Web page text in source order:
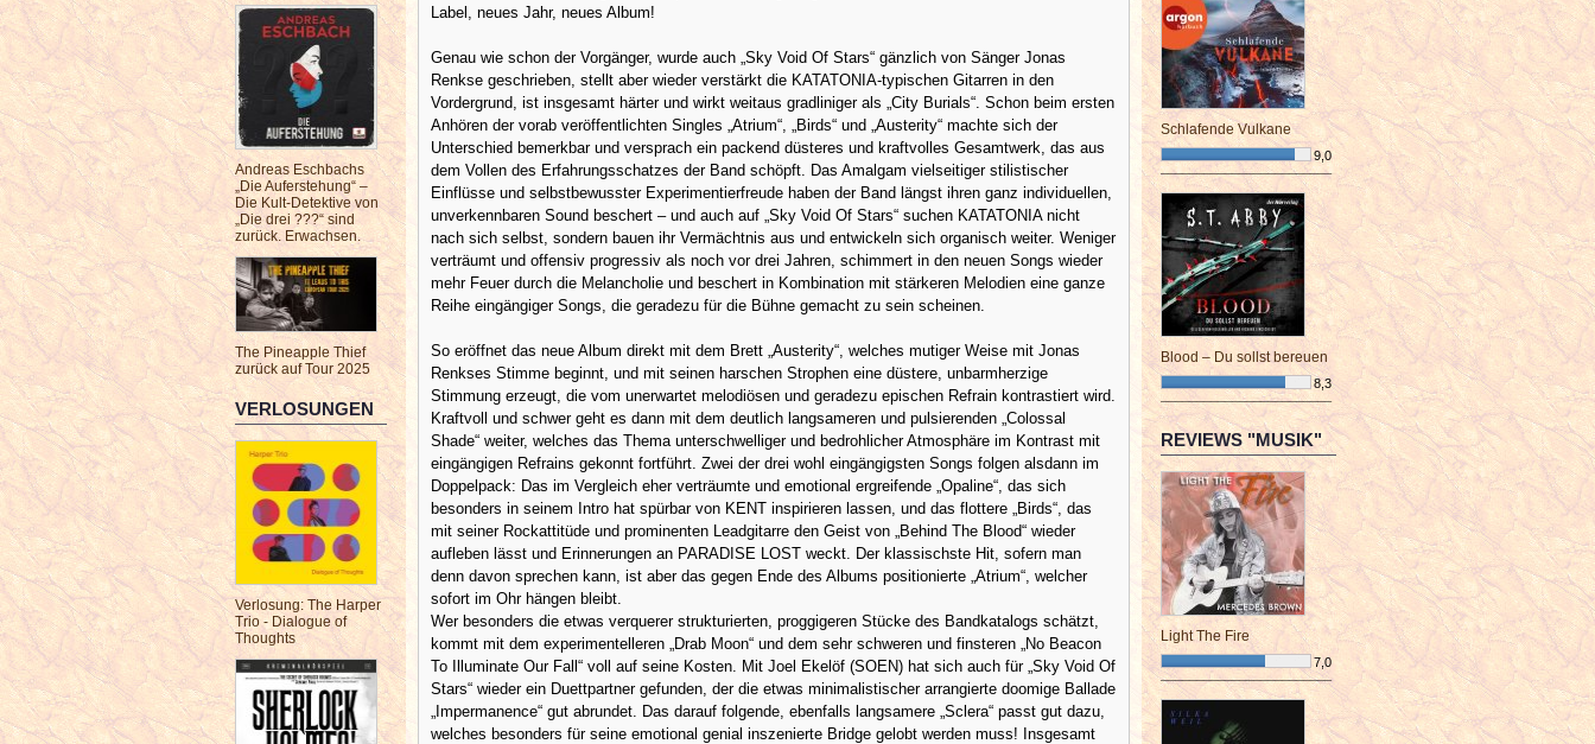
Andreas Eschbachs
„Die Auferstehung“ –
Die Kult-Detektive von
„Die drei ???“ sind
zurück. Erwachsen.
The Pineapple Thief
zurück auf Tour 2025
VERLOSUNGEN
Verlosung: The Harper
Trio - Dialogue of
Thoughts
Label, neues Jahr, neues Album!
Genau wie schon der Vorgänger, wurde auch „Sky Void Of Stars“ gänzlich von Sänger Jonas
Renkse geschrieben, stellt aber wieder verstärkt die KATATONIA-typischen Gitarren in den
Vordergrund, ist insgesamt härter und wirkt weitaus gradliniger als „City Burials“. Schon beim ersten
Anhören der vorab veröffentlichten Singles „Atrium“, „Birds“ und „Austerity“ machte sich der
Unterschied bemerkbar und versprach ein packend düsteres und kraftvolles Gesamtwerk, das aus
dem Vollen des Erfahrungsschatzes der Band schöpft. Das Amalgam vielseitiger stilistischer
Einflüsse und selbstbewusster Experimentierfreude haben der Band längst ihren ganz individuellen,
unverkennbaren Sound beschert – und auch auf „Sky Void Of Stars“ suchen KATATONIA nicht
nach sich selbst, sondern bauen ihr Vermächtnis aus und entwickeln sich organisch weiter. Weniger
verträumt und offensiv progressiv als noch vor drei Jahren, schimmert in den neuen Songs wieder
mehr Feuer durch die Melancholie und beschert in Kombination mit stärkeren Melodien eine ganze
Reihe eingängiger Songs, die geradezu für die Bühne gemacht zu sein scheinen.
So eröffnet das neue Album direkt mit dem Brett „Austerity“, welches mutiger Weise mit Jonas
Renkses Stimme beginnt, und mit seinen harschen Strophen eine düstere, unbarmherzige
Stimmung erzeugt, die vom unerwartet melodiösen und geradezu epischen Refrain kontrastiert wird.
Kraftvoll und schwer geht es dann mit dem deutlich langsameren und pulsierenden „Colossal
Shade“ weiter, welches das Thema unterschwelliger und bedrohlicher Atmosphäre im Kontrast mit
eingängigen Refrains gekonnt fortführt. Zwei der drei wohl eingängigsten Songs folgen alsdann im
Doppelpack: Das im Vergleich eher verträumte und emotional ergreifende „Opaline“, das sich
besonders in seinem Intro hat spürbar von KENT inspirieren lassen, und das flottere „Birds“, das
mit seiner Rockattitüde und prominenten Leadgitarre den Geist von „Behind The Blood“ wieder
aufleben lässt und Erinnerungen an PARADISE LOST weckt. Der klassischste Hit, sofern man
denn davon sprechen kann, ist aber das gegen Ende des Albums positionierte „Atrium“, welcher
sofort im Ohr hängen bleibt.
Wer besonders die etwas verquerer strukturierten, proggigeren Stücke des Bandkatalogs schätzt,
kommt mit dem experimentelleren „Drab Moon“ und dem sehr schweren und finsteren „No Beacon
To Illuminate Our Fall“ voll auf seine Kosten. Mit Joel Ekelöf (SOEN) hat sich auch für „Sky Void Of
Stars“ wieder ein Duettpartner gefunden, der die etwas minimalistischer arrangierte doomige Ballade
„Impermanence“ gut abrundet. Das darauf folgende, ebenfalls langsamere „Sclera“ passt gut dazu,
welches besonders für seine emotional genial inszenierte Bridge gelobt werden muss! Insgesamt
Schlafende Vulkane
9,0
¯¯¯¯¯¯¯¯¯¯¯¯¯¯¯¯¯¯¯¯¯¯¯¯
Blood – Du sollst bereuen
8,3
¯¯¯¯¯¯¯¯¯¯¯¯¯¯¯¯¯¯¯¯¯¯¯¯
REVIEWS "MUSIK"
Light The Fire
7,0
¯¯¯¯¯¯¯¯¯¯¯¯¯¯¯¯¯¯¯¯¯¯¯¯